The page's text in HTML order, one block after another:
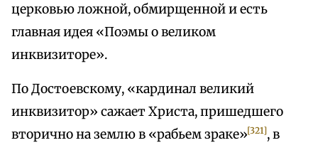
церковью ложной, обмирщенной и есть
главная идея «Поэмы о великом
инквизиторе».
По Достоевскому, «кардинал великий
инквизитор» сажает Христа, пришедшего
вторично на землю в «рабьем зраке»[321], в